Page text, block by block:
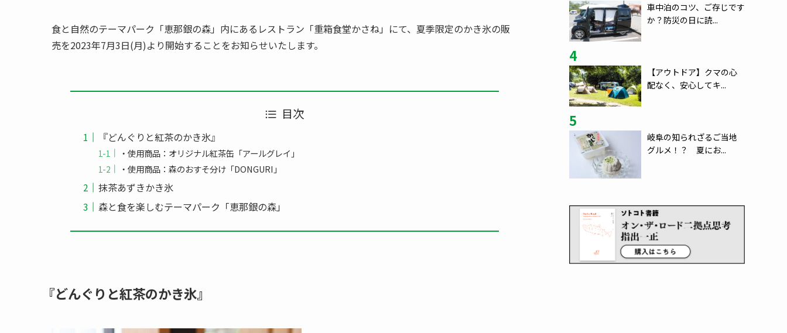
食と自然のテーマパーク「恵那銀の森」内にあるレストラン「重箱食堂かさね」にて、夏季限定のかき氷の販
売を2023年7月3日(月)より開始することをお知らせいたします。
目次
『どんぐりと紅茶のかき氷』
・使用商品：オリジナル紅茶缶「アールグレイ」
・使用商品：森のおすそ分け「DONGURI」
抹茶あずきかき氷
森と食を楽しむテーマパーク「恵那銀の森」
『どんぐりと紅茶のかき氷』
車中泊のコツ、ご存じです
か？防災の日に読...
4
【アウトドア】クマの心
配なく、安心してキ...
5
岐阜の知られざるご当地
グルメ！？ 夏にお...